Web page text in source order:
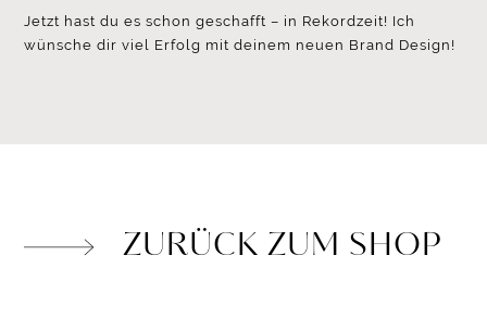
Jetzt hast du es schon geschafft – in Rekordzeit! Ich
wünsche dir viel Erfolg mit deinem neuen Brand Design!
ZURÜCK ZUM SHOP